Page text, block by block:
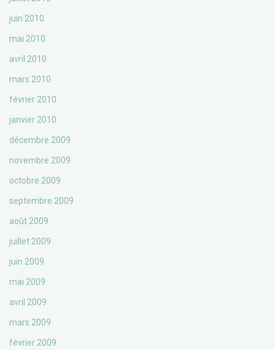
juin 2010
mai 2010
avril 2010
mars 2010
février 2010
janvier 2010
décembre 2009
novembre 2009
octobre 2009
septembre 2009
août 2009
juillet 2009
juin 2009
mai 2009
avril 2009
mars 2009
février 2009